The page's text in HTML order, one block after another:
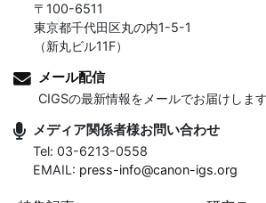
〒100-6511
東京都千代田区丸の内1-5-1
（新丸ビル11F）
メール配信
CIGSの最新情報をメールでお届けします
メディア関係者様お問い合わせ
Tel: 03-6213-0558
EMAIL: press-info@canon-igs.org